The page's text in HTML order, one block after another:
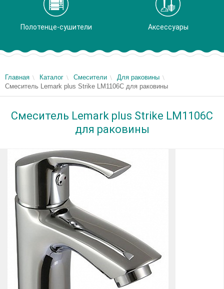
Полотенце-сушители Аксессуары
Главная Каталог Смесители
Для раковины
Смеситель Lemark plus Strike LM1106C для раковины
Смеситель Lemark plus Strike LM1106C
для раковины